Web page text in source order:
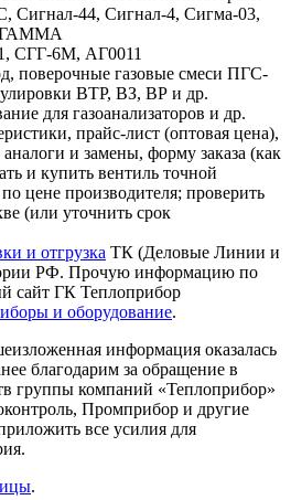
Сигнал-44, Сигнал-4, Сигма-03,
ГАММА
СГГ-6М, АГ0011
поверочные газовые смеси ПГС-
ВТР, ВЗ, ВР и др.
для газоанализаторов и др.
прайс-лист (оптовая цена),
и замены, форму заказа (как
и купить вентиль точной
цене производителя; проверить
(или уточнить срок
и отгрузка ТК (Деловые Линии и
РФ. Прочую информацию по
сайт ГК Теплоприбор
и оборудование.
информация оказалась
благодарим за обращение в
группы компаний «Теплоприбор»
Промприбор и другие
все усилия для
.